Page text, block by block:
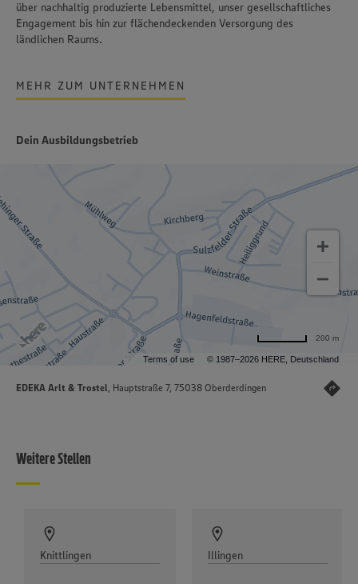
über nachhaltig produzierte Lebensmittel, unser gesellschaftliches
Engagement bis hin zur flächendeckenden Versorgung des
ländlichen Raums.
MEHR ZUM UNTERNEHMEN
Dein Ausbildungsbetrieb
Terms of use © 1987–2026 HERE, Deutschland
200 m
EDEKA Arlt & Trostel, Hauptstraße 7, 75038 Oberderdingen
Weitere Stellen
Knittlingen Illingen